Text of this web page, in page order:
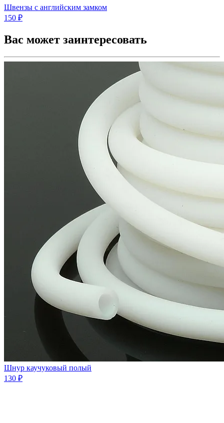
Швензы с английским замком
150 ₽
Вас может заинтересовать
Шнур каучуковый полый
130 ₽